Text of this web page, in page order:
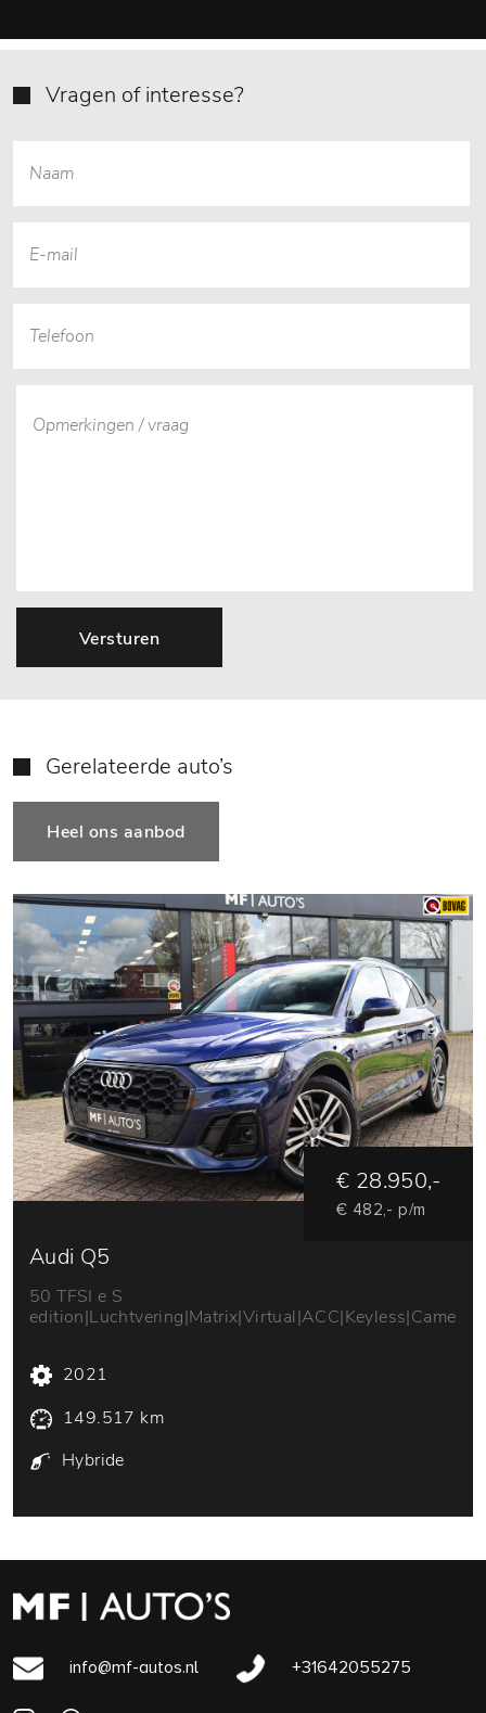
Vragen of interesse?
Versturen
Gerelateerde auto’s
Heel ons aanbod
€ 28.950,-
€ 482,- p/m
Audi Q5
50 TFSI e S
2021
149.517 km
Hybride
info@mf-autos.nl +31642055275